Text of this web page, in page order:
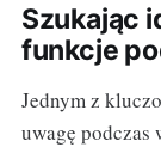
Szukając
funkcje
Jednym z
uwagę